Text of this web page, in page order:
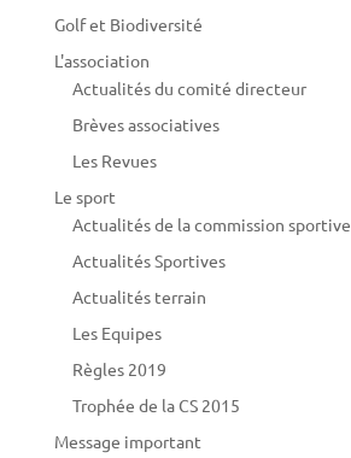
Golf et Biodiversité
L'association
Actualités du comité directeur
Brèves associatives
Les Revues
Le sport
Actualités de la commission sportive
Actualités Sportives
Actualités terrain
Les Equipes
Règles 2019
Trophée de la CS 2015
Message important